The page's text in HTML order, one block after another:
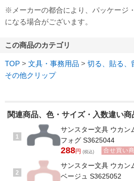
※メーカーの都合により、パッケージ
になる場合がございます。
この商品のカテゴリ
TOP > 文具・事務用品 > 切る、貼る、
その他クリップ
関連商品、色・サイズ・入数違い商
1
サンスター文具 ウカン
フォグ S3625044
288円 (税込) 合せ買い
2
サンスター文具 ウカン
ベージュ S3625052